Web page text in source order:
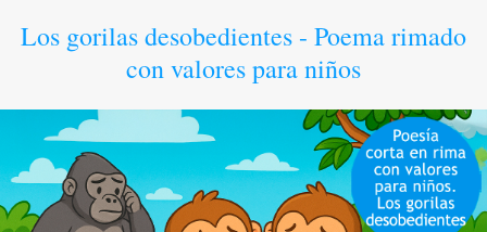
Los gorilas desobedientes - Poema rimado
con valores para niños